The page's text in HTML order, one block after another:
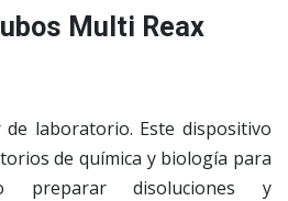
Multi Reax
laboratorio. Este dispositivo
de química y biología para
preparar disoluciones y